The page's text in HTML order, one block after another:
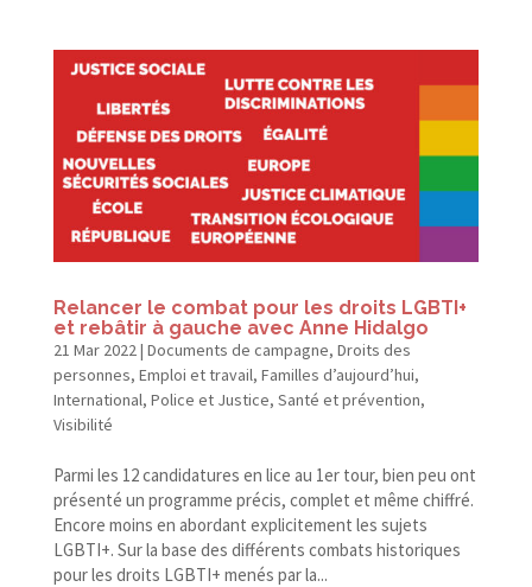
Relancer le combat pour les droits LGBTI+
et rebâtir à gauche avec Anne Hidalgo
21 Mar 2022| Documents de campagne, Droits des
personnes, Emploi et travail, Familles d’aujourd’hui,
International, Police et Justice, Santé et prévention,
Visibilité
Parmi les 12 candidatures en lice au 1er tour, bien peu ont
présenté un programme précis, complet et même chiffré.
Encore moins en abordant explicitement les sujets
LGBTI+. Sur la base des différents combats historiques
pour les droits LGBTI+ menés par la...